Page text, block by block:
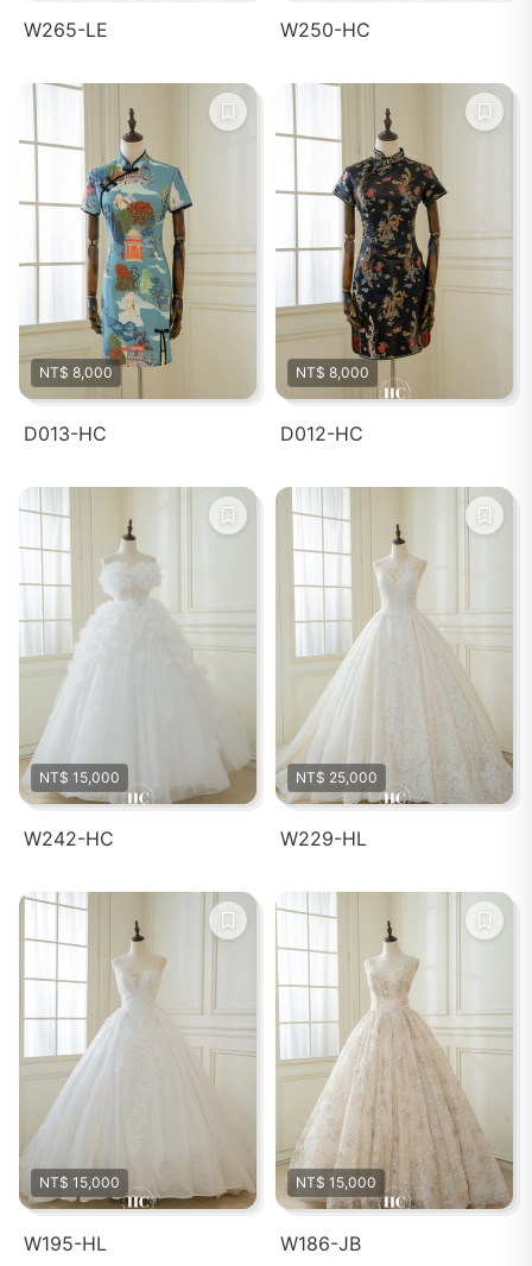
W265-LE W250-HC
NT$ 8,000
D013-HC
NT$ 8,000
D012-HC
NT$ 15,000
W242-HC
NT$ 25,000
W229-HL
NT$ 15,000
W195-HL
NT$ 15,000
W186-JB